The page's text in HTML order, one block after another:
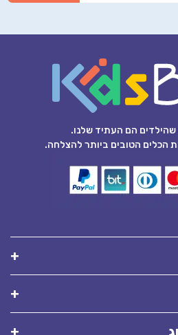
שהילדים הם העתיד שלנו.
הכלים הטובים ביותר להצלחה.